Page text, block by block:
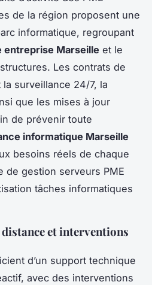
de la région proposent une
informatique, regroupant
entreprise Marseille et le
Les contrats de
surveillance 24/7, la
que les mises à jour
de prévenir toute
informatique Marseille
besoins réels de chaque
de gestion serveurs PME
tâches informatiques
et interventions
d’un support technique
avec des interventions